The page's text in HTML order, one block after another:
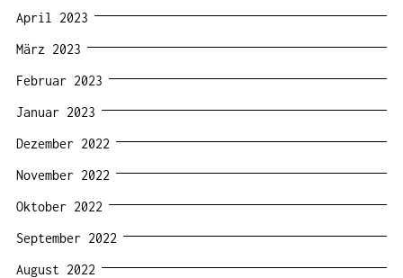
April 2023
März 2023
Februar 2023
Januar 2023
Dezember 2022
November 2022
Oktober 2022
September 2022
August 2022